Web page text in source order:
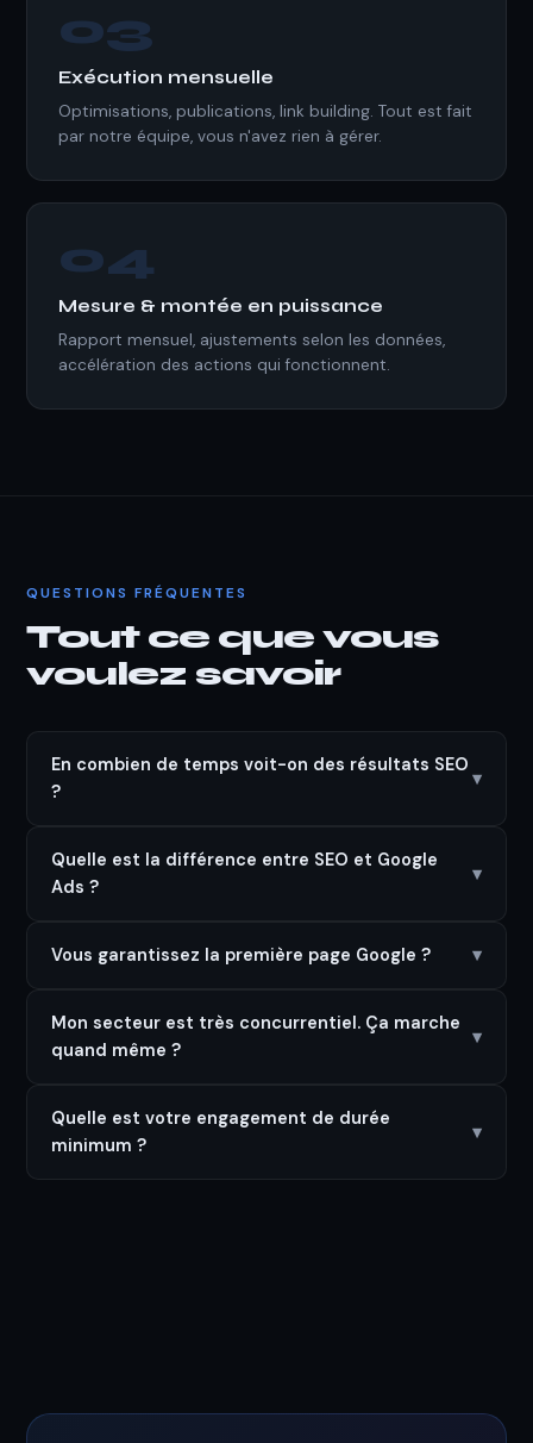
03
Exécution mensuelle
Optimisations, publications, link building. Tout est fait
par notre équipe, vous n'avez rien à gérer.
04
Mesure & montée en puissance
Rapport mensuel, ajustements selon les données,
accélération des actions qui fonctionnent.
QUESTIONS FRÉQUENTES
Tout ce que vous
voulez savoir
En combien de temps voit-on des résultats SEO
?
▾
Quelle est la différence entre SEO et Google
Ads ?
▾
Vous garantissez la première page Google ? ▾
Mon secteur est très concurrentiel. Ça marche
quand même ?
▾
Quelle est votre engagement de durée
minimum ?
▾